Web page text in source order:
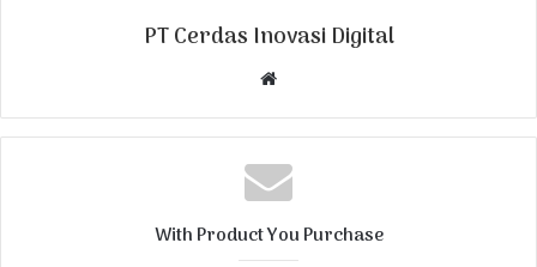
PT Cerdas Inovasi Digital
b
s
i
With Product You Purchase